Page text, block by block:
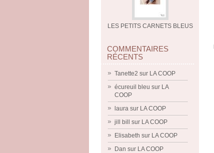
LES PETITS CARNETS BLEUS
COMMENTAIRES
RÉCENTS
Tanette2 sur LA COOP
écureuil bleu sur LA
COOP
laura sur LA COOP
jill bill
sur LA COOP
Elisabeth sur LA COOP
Dan sur LA COOP